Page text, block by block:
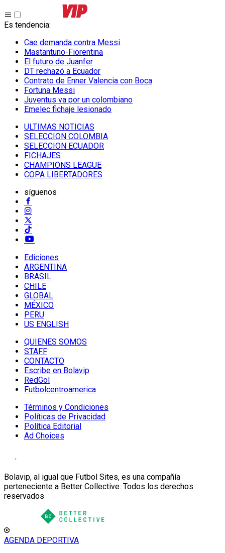
Es tendencia:
Cae demanda contra Messi
Mastantuno-Fiorentina
El futuro de Juanfer
DT rechazó a Ecuador
Contrato de Enner Valencia con Boca
Fortuna Messi
Juventus va por un colombiano
Emelec fichaje lesionado
ULTIMAS NOTICIAS
SELECCION COLOMBIA
SELECCION ECUADOR
FICHAJES
CHAMPIONS LEAGUE
COPA LIBERTADORES
síguenos
Ediciones
ARGENTINA
BRASIL
CHILE
GLOBAL
MÉXICO
PERU
US ENGLISH
QUIENES SOMOS
STAFF
CONTACTO
Escribe en Bolavip
RedGol
Futbolcentroamerica
Términos y Condiciones
Políticas de Privacidad
Política Editorial
Ad Choices
Bolavip, al igual que Futbol Sites, es una compañía
perteneciente a Better Collective. Todos los derechos
reservados
AGENDA DEPORTIVA